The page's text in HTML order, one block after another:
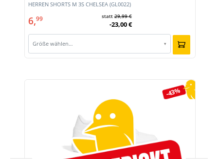
HERREN SHORTS M 3S CHELSEA (GL0022)
6,99 statt29,99 €
-23,00 €
Größe wählen… ▾
-43%